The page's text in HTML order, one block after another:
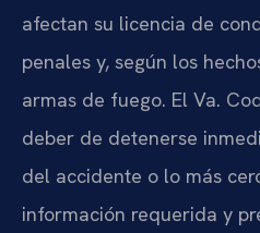
afectan su licencia de
penales y, según los
armas de fuego. El Va.
deber de detenerse
del accidente o lo más
información requerida y